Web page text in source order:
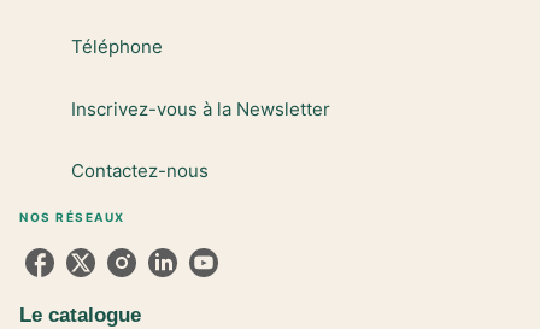
Téléphone
Inscrivez-vous à la Newsletter
Contactez-nous
NOS RÉSEAUX
Le catalogue